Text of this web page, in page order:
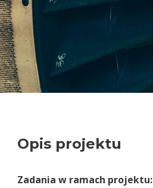
Opis projektu
Zadania w ramach projektu: